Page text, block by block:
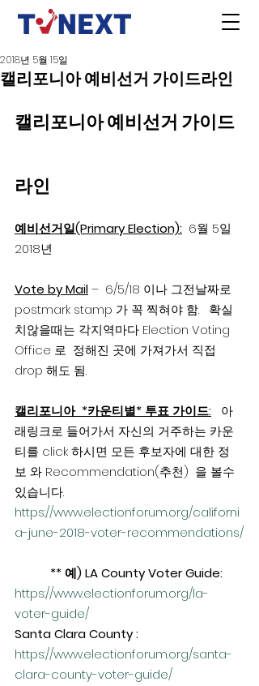
캘리포니아 예비선거 가이드라인
2018년 5월 15일
캘리포니아 예비선거 가이드
라인
예비선거일(Primary Election):
  6월 5일
2018년
Vote by Mail –  6/5/18 이나 그전날짜로
postmark stamp 가 꼭 찍혀야 함.   확실
치않을때는 각지역마다 Election Voting
Office 로  정해진 곳에 가져가서 직접
drop 해도 됨.
캘리포니아  *카운티별* 투표 가이드:
   아
래링크로 들어가서 자신의 거주하는 카운
티를 click 하시면 모든 후보자에 대한 정
보 와 Recommendation(추천)  을 볼수
있습니다.
https://www.electionforum.org/californi
a-june-2018-voter-recommendations/
           ** 예) LA County Voter Guide:
https://www.electionforum.org/la-
voter-guide/
Santa Clara County :
https://www.electionforum.org/santa-
clara-county-voter-guide/